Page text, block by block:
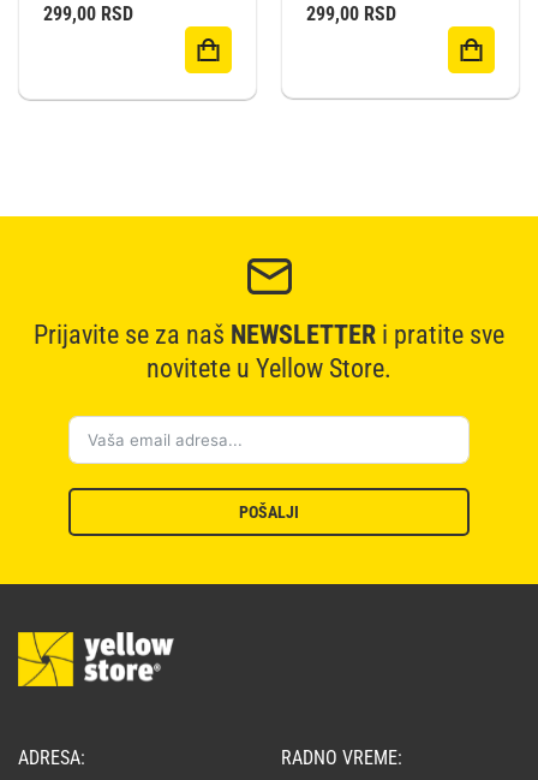
299,00 RSD 299,00 RSD
Prijavite se za naš NEWSLETTER i pratite sve
novitete u Yellow Store.
POŠALJI
ADRESA: RADNO VREME: